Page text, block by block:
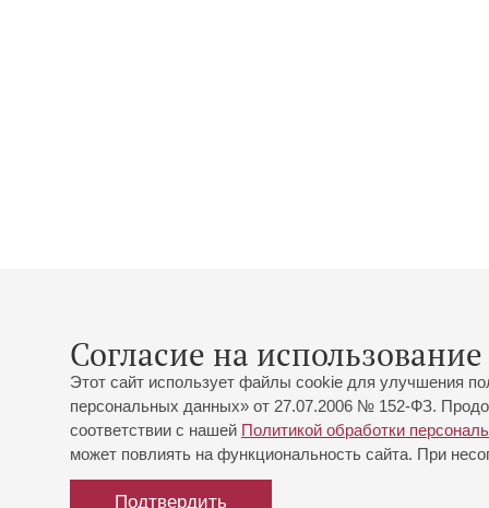
Согласие на
Этот сайт использует файлы cookie для улучшения
персональных данных» от 27.07.2006 № 152-ФЗ.
соответствии с нашей Политикой обработки
может повлиять на функциональность сайта. При
Подтвердить